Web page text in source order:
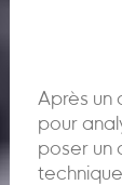
Après un
pour
poser un